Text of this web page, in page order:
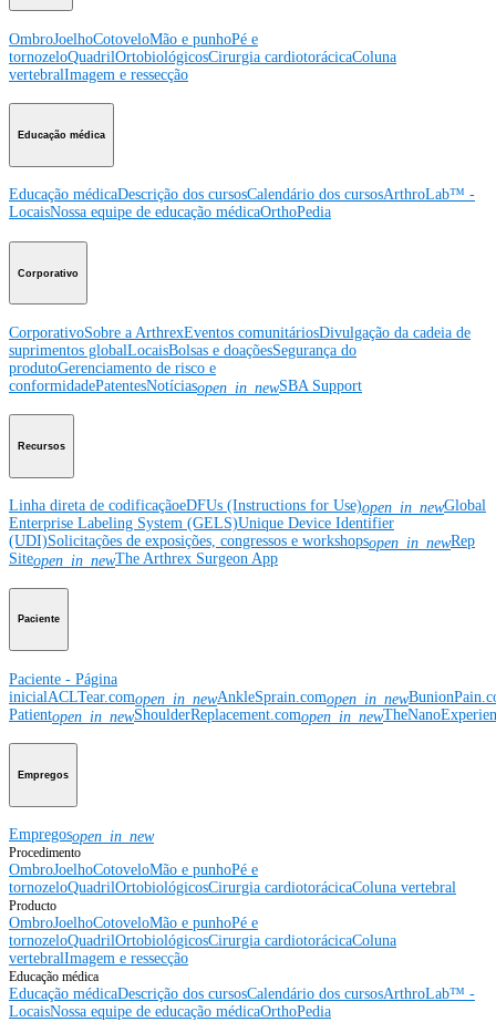
OmbroJoelhoCotoveloMão e punhoPé e
tornozeloQuadrilOrtobiológicosCirurgia cardiotorácicaColuna
vertebralImagem e ressecção
Educação médica
Educação médicaDescrição dos cursosCalendário dos cursosArthroLab™ -
LocaisNossa equipe de educação médicaOrthoPedia
Corporativo
CorporativoSobre a ArthrexEventos comunitáriosDivulgação da cadeia de
suprimentos globalLocaisBolsas e doaçõesSegurança do
produtoGerenciamento de risco e
conformidadePatentesNotíciasopen_in_newSBA Support
Recursos
Linha direta de codificaçãoeDFUs (Instructions for Use)open_in_newGlobal
Enterprise Labeling System (GELS)Unique Device Identifier
(UDI)Solicitações de exposições, congressos e workshopsopen_in_newRep
Siteopen_in_newThe Arthrex Surgeon App
Paciente
Paciente - Página
inicialACLTear.comopen_in_newAnkleSprain.comopen_in_new
Patientopen_in_newShoulderReplacement.comopen_in_new
Empregos
Empregosopen_in_new
Procedimento
OmbroJoelhoCotoveloMão e punhoPé e
tornozeloQuadrilOrtobiológicosCirurgia cardiotorácicaColuna vertebral
Producto
OmbroJoelhoCotoveloMão e punhoPé e
tornozeloQuadrilOrtobiológicosCirurgia cardiotorácicaColuna
vertebralImagem e ressecção
Educação médica
Educação médicaDescrição dos cursosCalendário dos cursosArthroLab™ -
LocaisNossa equipe de educação médicaOrthoPedia